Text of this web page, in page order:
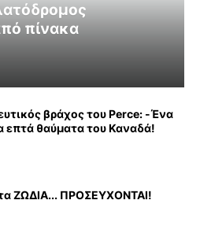
πίνακα
βράχος του Perce: -Ένα
επτά θαύματα του Καναδά!
ΖΩΔΙΑ... ΠΡΟΣΕΥΧΟΝΤΑΙ!